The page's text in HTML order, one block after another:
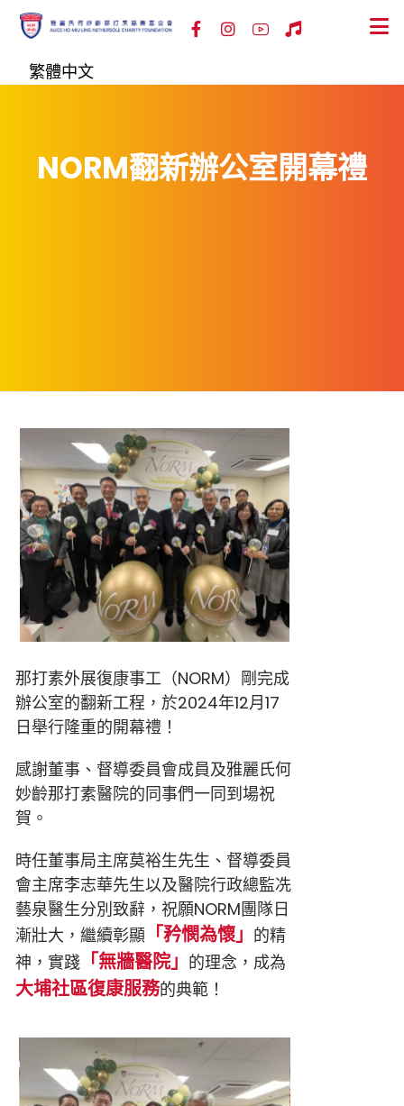
繁體中文
NORM翻新辦公室開幕禮
那打素外展復康事工（NORM）剛完成
辦公室的翻新工程，於2024年12月17
日舉行隆重的開幕禮！
感謝董事、督導委員會成員及雅麗氏何
妙齡那打素醫院的同事們一同到場祝
賀。
時任董事局主席莫裕生先生、督導委員
會主席李志華先生以及醫院行政總監冼
藝泉醫生分別致辭，祝願NORM團隊日
漸壯大，繼續彰顯 「矜憫為懷」 的精
神，實踐 「無牆醫院」 的理念，成為
大埔社區復康服務的典範！